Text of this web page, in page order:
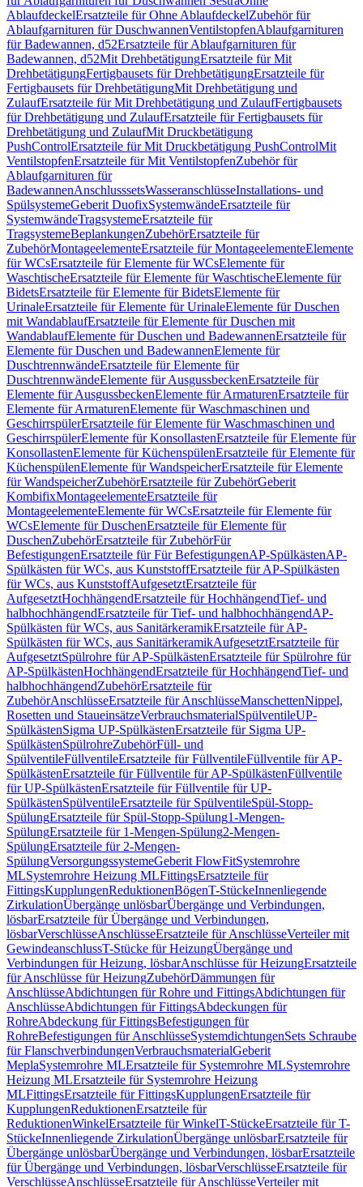
AblaufdeckelErsatzteile für Ohne AblaufdeckelZubehör für
Ablaufgarnituren für DuschwannenVentilstopfenAblaufgarnituren
für Badewannen, d52Ersatzteile für Ablaufgarnituren für
Badewannen, d52Mit DrehbetätigungErsatzteile für Mit
DrehbetätigungFertigbausets für DrehbetätigungErsatzteile für
Fertigbausets für DrehbetätigungMit Drehbetätigung und
ZulaufErsatzteile für Mit Drehbetätigung und ZulaufFertigbausets
für Drehbetätigung und ZulaufErsatzteile für Fertigbausets für
Drehbetätigung und ZulaufMit Druckbetätigung
PushControlErsatzteile für Mit Druckbetätigung PushControlMit
VentilstopfenErsatzteile für Mit VentilstopfenZubehör für
Ablaufgarnituren für
BadewannenAnschlusssetsWasseranschlüsseInstallations- und
SpülsystemeGeberit DuofixSystemwändeErsatzteile für
SystemwändeTragsystemeErsatzteile für
TragsystemeBeplankungenZubehörErsatzteile für
ZubehörMontageelementeErsatzteile für MontageelementeElemente
für WCsErsatzteile für Elemente für WCsElemente für
WaschtischeErsatzteile für Elemente für WaschtischeElemente für
BidetsErsatzteile für Elemente für BidetsElemente für
UrinaleErsatzteile für Elemente für UrinaleElemente für Duschen
mit WandablaufErsatzteile für Elemente für Duschen mit
WandablaufElemente für Duschen und BadewannenErsatzteile für
Elemente für Duschen und BadewannenElemente für
DuschtrennwändeErsatzteile für Elemente für
DuschtrennwändeElemente für AusgussbeckenErsatzteile für
Elemente für AusgussbeckenElemente für ArmaturenErsatzteile für
Elemente für ArmaturenElemente für Waschmaschinen und
GeschirrspülerErsatzteile für Elemente für Waschmaschinen und
GeschirrspülerElemente für KonsollastenErsatzteile für Elemente für
KonsollastenElemente für KüchenspülenErsatzteile für Elemente für
KüchenspülenElemente für WandspeicherErsatzteile für Elemente
für WandspeicherZubehörErsatzteile für ZubehörGeberit
KombifixMontageelementeErsatzteile für
MontageelementeElemente für WCsErsatzteile für Elemente für
WCsElemente für DuschenErsatzteile für Elemente für
DuschenZubehörErsatzteile für ZubehörFür
BefestigungenErsatzteile für Für BefestigungenAP-SpülkästenAP-
Spülkästen für WCs, aus KunststoffErsatzteile für AP-Spülkästen
für WCs, aus KunststoffAufgesetztErsatzteile für
AufgesetztHochhängendErsatzteile für HochhängendTief- und
halbhochhängendErsatzteile für Tief- und halbhochhängendAP-
Spülkästen für WCs, aus SanitärkeramikErsatzteile für AP-
Spülkästen für WCs, aus SanitärkeramikAufgesetztErsatzteile für
AufgesetztSpülrohre für AP-SpülkästenErsatzteile für Spülrohre für
AP-SpülkästenHochhängendErsatzteile für HochhängendTief- und
halbhochhängendZubehörErsatzteile für
ZubehörAnschlüsseErsatzteile für AnschlüsseManschettenNippel,
Rosetten und StaueinsätzeVerbrauchsmaterialSpülventileUP-
SpülkästenSigma UP-SpülkästenErsatzteile für Sigma UP-
SpülkästenSpülrohreZubehörFüll- und
SpülventileFüllventileErsatzteile für FüllventileFüllventile für AP-
SpülkästenErsatzteile für Füllventile für AP-SpülkästenFüllventile
für UP-SpülkästenErsatzteile für Füllventile für UP-
SpülkästenSpülventileErsatzteile für SpülventileSpül-Stopp-
SpülungErsatzteile für Spül-Stopp-Spülung1-Mengen-
SpülungErsatzteile für 1-Mengen-Spülung2-Mengen-
SpülungErsatzteile für 2-Mengen-
SpülungVersorgungssystemeGeberit FlowFitSystemrohre
MLSystemrohre Heizung MLFittingsErsatzteile für
FittingsKupplungenReduktionenBögenT-StückeInnenliegende
ZirkulationÜbergänge unlösbarÜbergänge und Verbindungen,
lösbarErsatzteile für Übergänge und Verbindungen,
lösbarVerschlüsseAnschlüsseErsatzteile für AnschlüsseVerteiler mit
GewindeanschlussT-Stücke für HeizungÜbergänge und
Verbindungen für Heizung, lösbarAnschlüsse für HeizungErsatzteile
für Anschlüsse für HeizungZubehörDämmungen für
AnschlüsseAbdichtungen für Rohre und FittingsAbdichtungen für
AnschlüsseAbdichtungen für FittingsAbdeckungen für
RohreAbdeckung für FittingsBefestigungen für
RohreBefestigungen für AnschlüsseSystemdichtungenSets Schraube
für FlanschverbindungenVerbrauchsmaterialGeberit
MeplaSystemrohre MLErsatzteile für Systemrohre MLSystemrohre
Heizung MLErsatzteile für Systemrohre Heizung
MLFittingsErsatzteile für FittingsKupplungenErsatzteile für
KupplungenReduktionenErsatzteile für
ReduktionenWinkelErsatzteile für WinkelT-StückeErsatzteile für T-
StückeInnenliegende ZirkulationÜbergänge unlösbarErsatzteile für
Übergänge unlösbarÜbergänge und Verbindungen, lösbarErsatzteile
für Übergänge und Verbindungen, lösbarVerschlüsseErsatzteile für
VerschlüsseAnschlüsseErsatzteile für AnschlüsseVerteiler mit